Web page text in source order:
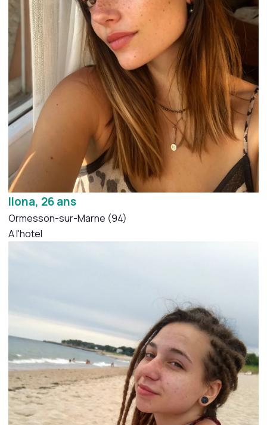
Ilona, 26 ans
Ormesson-sur-Marne (94)
A l'hotel